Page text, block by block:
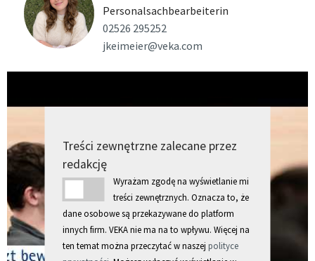
Personalsachbearbeiterin
02526 295252
jkeimeier@veka.com
Treści zewnętrzne zalecane przez
redakcję
Wyrażam zgodę na wyświetlanie mi
treści zewnętrznych. Oznacza to, że
dane osobowe są przekazywane do platform
innych firm. VEKA nie ma na to wpływu. Więcej na
ten temat można przeczytać w naszej polityce